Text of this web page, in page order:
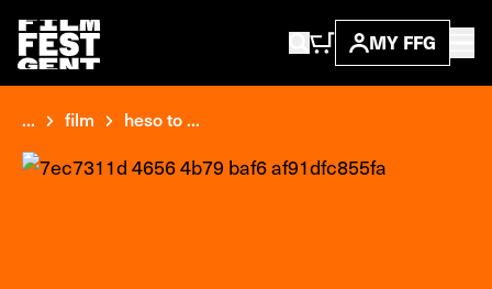
MY FFG
... film heso to ...